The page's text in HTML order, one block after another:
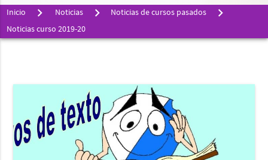
Inicio Noticias
Noticias de cursos pasados
Noticias curso 2019-20